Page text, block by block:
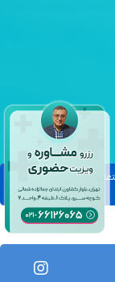
به دکتر علی بخشی